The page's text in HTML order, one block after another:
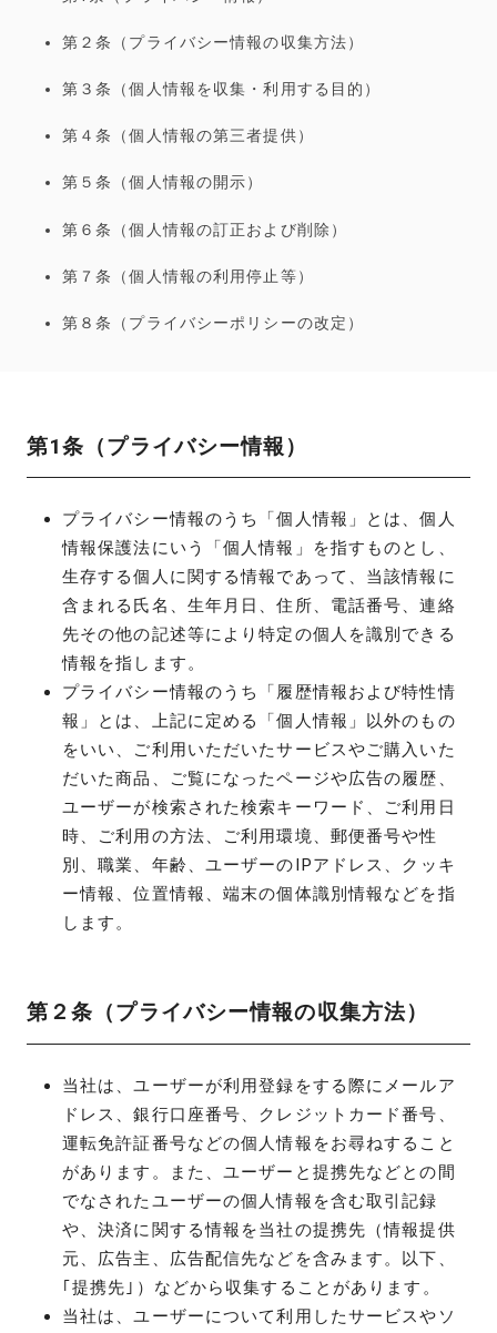
第２条（プライバシー情報の収集方法）
第３条（個人情報を収集・利用する目的）
第４条（個人情報の第三者提供）
第５条（個人情報の開示）
第６条（個人情報の訂正および削除）
第７条（個人情報の利用停止等）
第８条（プライバシーポリシーの改定）
第1条（プライバシー情報）
プライバシー情報のうち「個人情報」とは、個人
情報保護法にいう「個人情報」を指すものとし、
生存する個人に関する情報であって、当該情報に
含まれる氏名、生年月日、住所、電話番号、連絡
先その他の記述等により特定の個人を識別できる
情報を指します。
プライバシー情報のうち「履歴情報および特性情
報」とは、上記に定める「個人情報」以外のもの
をいい、ご利用いただいたサービスやご購入いた
だいた商品、ご覧になったページや広告の履歴、
ユーザーが検索された検索キーワード、ご利用日
時、ご利用の方法、ご利用環境、郵便番号や性
別、職業、年齢、ユーザーのIPアドレス、クッキ
ー情報、位置情報、端末の個体識別情報などを指
します。
第２条（プライバシー情報の収集方法）
当社は、ユーザーが利用登録をする際にメールア
ドレス、銀行口座番号、クレジットカード番号、
運転免許証番号などの個人情報をお尋ねすること
があります。また、ユーザーと提携先などとの間
でなされたユーザーの個人情報を含む取引記録
や、決済に関する情報を当社の提携先（情報提供
元、広告主、広告配信先などを含みます。以下、
｢提携先｣）などから収集することがあります。
当社は、ユーザーについて利用したサービスやソ